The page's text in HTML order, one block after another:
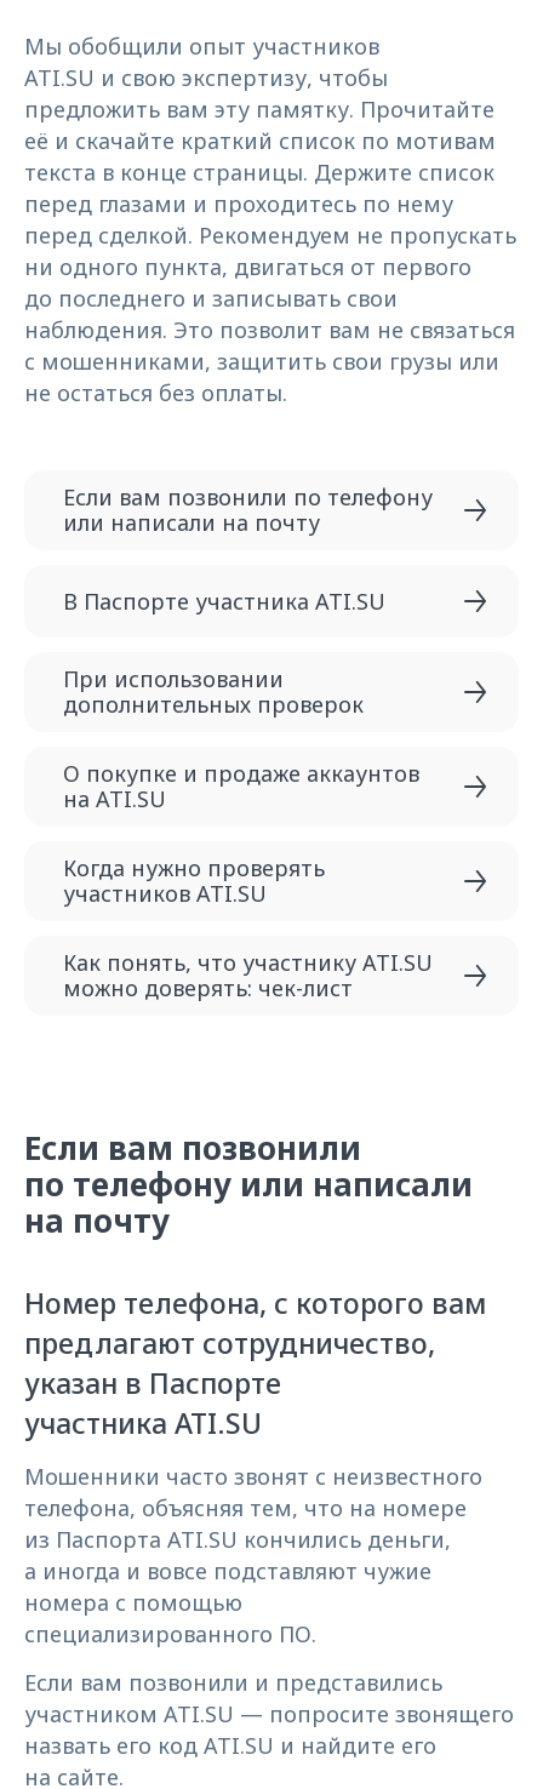
Мы обобщили опыт участников
ATI.SU и свою экспертизу, чтобы
предложить вам эту памятку. Прочитайте
её и скачайте краткий список по мотивам
текста в конце страницы. Держите список
перед глазами и проходитесь по нему
перед сделкой. Рекомендуем не пропускать
ни одного пункта, двигаться от первого
до последнего и записывать свои
наблюдения. Это позволит вам не связаться
с мошенниками, защитить свои грузы или
не остаться без оплаты.
Если вам позвонили по телефону
или написали на почту
В Паспорте участника ATI.SU
При использовании
дополнительных проверок
О покупке и продаже аккаунтов
на ATI.SU
Когда нужно проверять
участников ATI.SU
Как понять, что участнику ATI.SU
можно доверять: чек-лист
Если вам позвонили
по телефону или написали
на почту
Номер телефона, с которого вам
предлагают сотрудничество,
указан в Паспорте
участника ATI.SU
Мошенники часто звонят с неизвестного
телефона, объясняя тем, что на номере
из Паспорта ATI.SU кончились деньги,
а иногда и вовсе подставляют чужие
номера с помощью
специализированного ПО.
Если вам позвонили и представились
участником ATI.SU — попросите звонящего
назвать его код ATI.SU и найдите его
на сайте.